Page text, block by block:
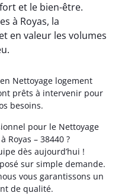
et le bien-être.
à Royas, la
en valeur les volumes
Nettoyage logement
prêts à intervenir pour
besoins.
pour le Nettoyage
Royas – 38440 ?
dès aujourd’hui !
sur simple demande.
vous garantissons un
de qualité.